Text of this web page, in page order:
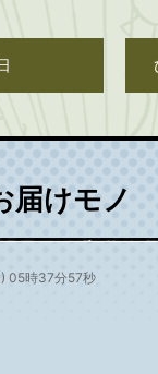
届けモノ
05時37分57秒